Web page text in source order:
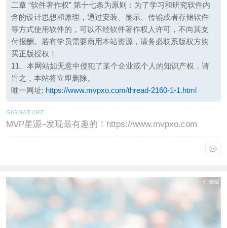
二章 “软件著作权” 第十七条为原则：为了学习和研究软件内
含的设计思想和原理，通过安装、显示、传输或者存储软件
等方式使用软件的，可以不经软件著作权人许可，不向其支
付报酬。若有学员需要商用本站资源，请务必联系版权方购
买正版授权！
11、本网站如无意中侵犯了某个企业或个人的知识产权，请
告之，本站将立即删除。
唯一网址: https://www.mvpxo.com/thread-2160-1-1.html
MVP星源–发现最有趣的！https://www.mvpxo.com